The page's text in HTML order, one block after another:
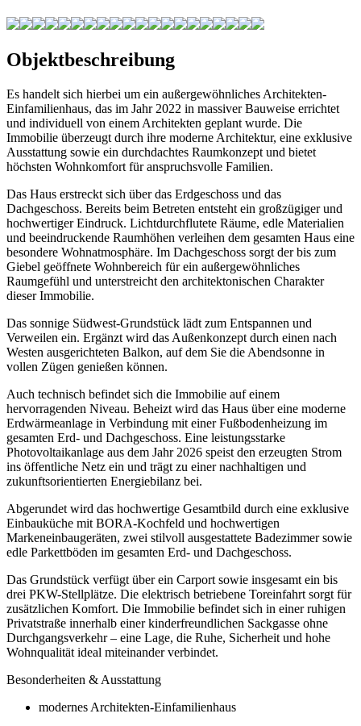
Objektbeschreibung
Es handelt sich hierbei um ein außergewöhnliches Architekten-
Einfamilienhaus, das im Jahr 2022 in massiver Bauweise errichtet
und individuell von einem Architekten geplant wurde. Die
Immobilie überzeugt durch ihre moderne Architektur, eine exklusive
Ausstattung sowie ein durchdachtes Raumkonzept und bietet
höchsten Wohnkomfort für anspruchsvolle Familien.
Das Haus erstreckt sich über das Erdgeschoss und das
Dachgeschoss. Bereits beim Betreten entsteht ein großzügiger und
hochwertiger Eindruck. Lichtdurchflutete Räume, edle Materialien
und beeindruckende Raumhöhen verleihen dem gesamten Haus eine
besondere Wohnatmosphäre. Im Dachgeschoss sorgt der bis zum
Giebel geöffnete Wohnbereich für ein außergewöhnliches
Raumgefühl und unterstreicht den architektonischen Charakter
dieser Immobilie.
Das sonnige Südwest-Grundstück lädt zum Entspannen und
Verweilen ein. Ergänzt wird das Außenkonzept durch einen nach
Westen ausgerichteten Balkon, auf dem Sie die Abendsonne in
vollen Zügen genießen können.
Auch technisch befindet sich die Immobilie auf einem
hervorragenden Niveau. Beheizt wird das Haus über eine moderne
Erdwärmeanlage in Verbindung mit einer Fußbodenheizung im
gesamten Erd- und Dachgeschoss. Eine leistungsstarke
Photovoltaikanlage aus dem Jahr 2026 speist den erzeugten Strom
ins öffentliche Netz ein und trägt zu einer nachhaltigen und
zukunftsorientierten Energiebilanz bei.
Abgerundet wird das hochwertige Gesamtbild durch eine exklusive
Einbauküche mit BORA-Kochfeld und hochwertigen
Markeneinbaugeräten, zwei stilvoll ausgestattete Badezimmer sowie
edle Parkettböden im gesamten Erd- und Dachgeschoss.
Das Grundstück verfügt über ein Carport sowie insgesamt ein bis
drei PKW-Stellplätze. Die elektrisch betriebene Toreinfahrt sorgt für
zusätzlichen Komfort. Die Immobilie befindet sich in einer ruhigen
Privatstraße innerhalb einer kinderfreundlichen Sackgasse ohne
Durchgangsverkehr – eine Lage, die Ruhe, Sicherheit und hohe
Wohnqualität ideal miteinander verbindet.
Besonderheiten & Ausstattung
modernes Architekten-Einfamilienhaus